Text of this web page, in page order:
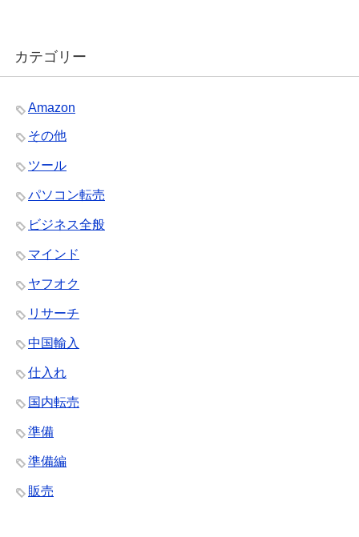
カテゴリー
Amazon
その他
ツール
パソコン転売
ビジネス全般
マインド
ヤフオク
リサーチ
中国輸入
仕入れ
国内転売
準備
準備編
販売